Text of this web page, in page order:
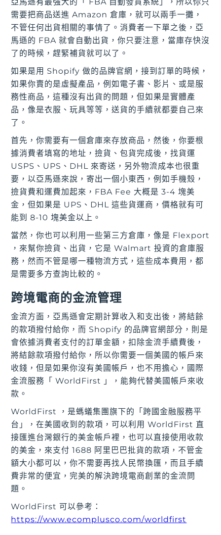
需要把商品送進 Amazon 倉庫，就可以兩手一攤，
不管任何出貨相關的事情了。消費者一下單之後，亞
馬遜的 FBA 就會自動出貨，你只要注意，當庫存快沒
了的時候，趕緊補貨就可以了。
如果是用 Shopify 做的品牌官網，接到訂單的時候，
如果你賣的是虛擬產品，例如電子書、影片、或是服
務性商品，這種沒有出貨的問題，但如果是實體產
品，像是衣服、玩具等等，送貨的手續就都要自己來
了。
首先，你需要有一個倉庫來存放商品，然後，你要根
據消費者填寫的地址，撿貨、包貨完成後，找貨運
USPS、UPS、DHL 來寄送，另外物流成本也很重
要，以亞馬遜來說，寄出一個小東西，例如手機殼，
撿貨費和運費加起來，FBA Fee 大概是 3-4 塊美
金，但如果是 UPS、DHL 這些貨運商，價格就有可
能到 8-10 塊美金以上。
當然，你也可以利用一些第三方倉庫，像是 Flexport
，來幫你撿貨、出貨，它是 Walmart 投資的倉庫服
務，然而不管是哪一種物流方式，這些成本費用，都
是需要多方查詢比較的。
跨境電商的金流管理
金流方面，亞馬遜會定期計算收入和支出後，將結餘
的款項撥付給你，而 Shopify 的品牌官網部分，則是
會依據消費者支付的訂單金額，扣除金流手續費後，
將結餘款項撥付給你，所以你需要一個美國的帳戶來
收錢，但是如果你沒有美國帳戶，也不用擔心，國際
金流服務「 WorldFirst 」，能夠代替美國帳戶來收
款。
WorldFirst ，是螞蟻集團旗下的「跨國金融服務平
台」，在美國收到的款項，可以利用 WorldFirst 直
接匯進台灣銀行的美金帳戶裡，也可以直接使用收款
的美金，來支付 1688 阿里巴巴批貨的款項，不管金
額大小都可以，你不需要再找人民幣換匯，而且手續
費非常的便宜，完美的解決跨境電商創業的金流問
題。
WorldFirst 可以參考：
https://www.ecomplusco.com/worldfirst